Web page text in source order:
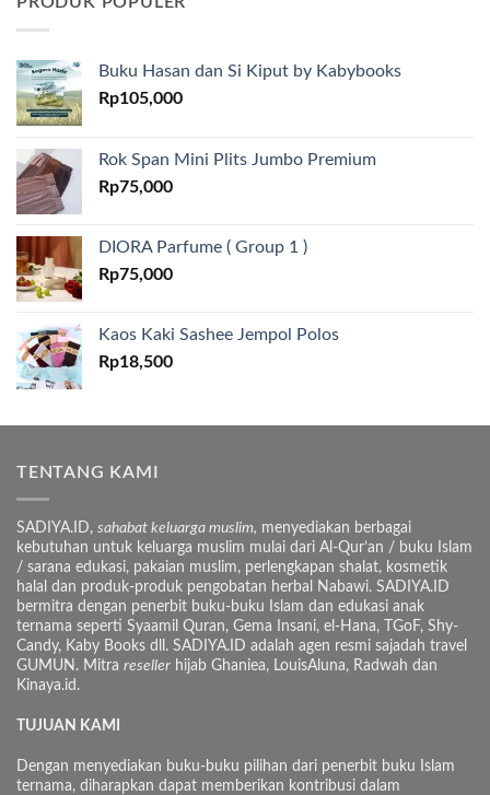
Buku Hasan dan Si Kiput by Kabybooks
Rp105,000
Rok Span Mini Plits Jumbo Premium
Rp75,000
DIORA Parfume ( Group 1 )
Rp75,000
Kaos Kaki Sashee Jempol Polos
Rp18,500
TENTANG KAMI
SADIYA.ID, sahabat keluarga muslim, menyediakan berbagai
kebutuhan untuk keluarga muslim mulai dari Al-Qur’an / buku Islam
/ sarana edukasi, pakaian muslim, perlengkapan shalat, kosmetik
halal dan produk-produk pengobatan herbal Nabawi. SADIYA.ID
bermitra dengan penerbit buku-buku Islam dan edukasi anak
ternama seperti Syaamil Quran, Gema Insani, el-Hana, TGoF, Shy-
Candy, Kaby Books dll. SADIYA.ID adalah agen resmi sajadah travel
GUMUN. Mitra reseller hijab Ghaniea, LouisAluna, Radwah dan
Kinaya.id.
TUJUAN KAMI
Dengan menyediakan buku-buku pilihan dari penerbit buku Islam
ternama, diharapkan dapat memberikan kontribusi dalam